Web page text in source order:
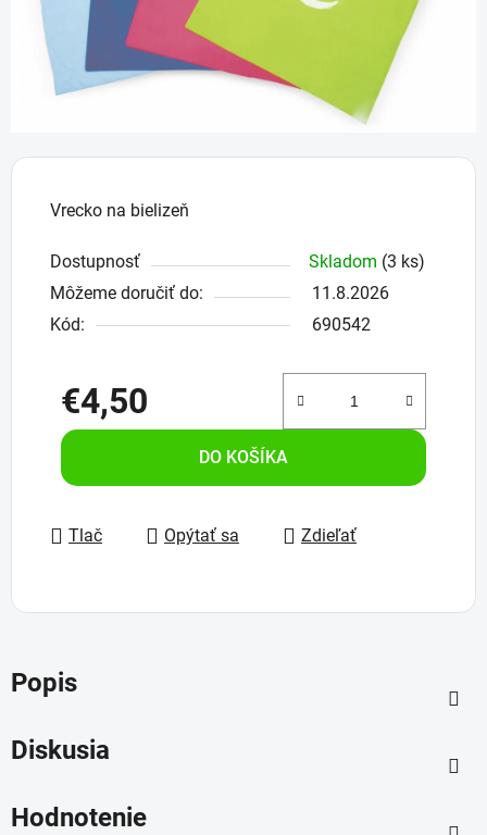
Vrecko na bielizeň
Dostupnosť Skladom (3 ks)
Môžeme doručiť do:
11.8.2026
Kód:
690542
€4,50
Jednotková cena:
DO KOŠÍKA
Tlač Opýtať sa Zdieľať
Popis
Diskusia
Hodnotenie